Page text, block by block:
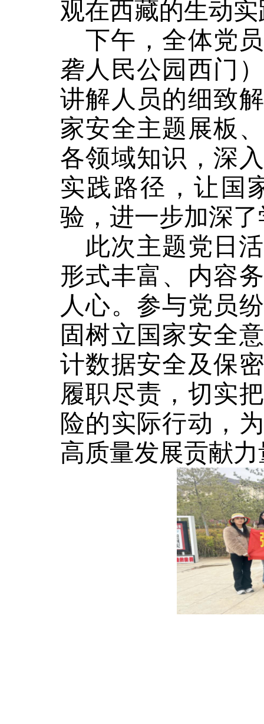
观在西藏的生动
下午，全体党
砻人民公园西门
讲解人员的细致
家安全主题展板
各领域知识，深
实践路径，让国
验，进一步加深
此次主题党日
形式丰富、内容
人心。参与党员
固树立国家安全
计数据安全及保
履职尽责，切实
险的实际行动，
高质量发展贡献